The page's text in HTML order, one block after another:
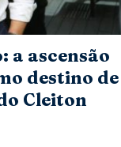
ascensão
destino de
Cleiton